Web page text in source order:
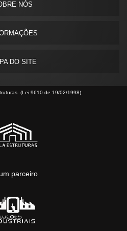
NÓS
DO SITE
(Lei 9610 de 19/02/1998)
parceiro